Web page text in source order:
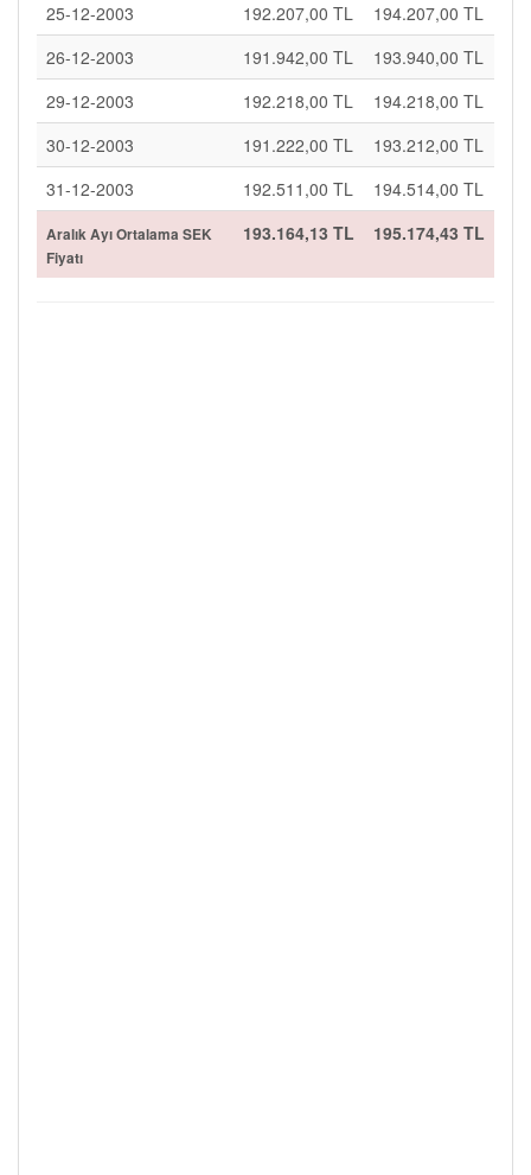
25-12-2003
192.207,00 TL
194.207,00 TL
26-12-2003
191.942,00 TL
193.940,00 TL
29-12-2003
192.218,00 TL
194.218,00 TL
30-12-2003
191.222,00 TL
193.212,00 TL
31-12-2003
192.511,00 TL 194.514,00 TL
Aralık Ayı Ortalama SEK
Fiyatı
193.164,13 TL 195.174,43 TL